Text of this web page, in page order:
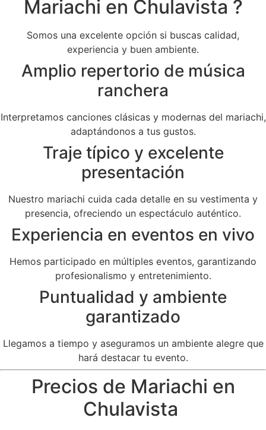
Mariachi en Chulavista ?
Somos una excelente opción si buscas calidad,
experiencia y buen ambiente.
Amplio repertorio de música
ranchera
Interpretamos canciones clásicas y modernas del mariachi,
adaptándonos a tus gustos.
Traje típico y excelente
presentación
Nuestro mariachi cuida cada detalle en su vestimenta y
presencia, ofreciendo un espectáculo auténtico.
Experiencia en eventos en vivo
Hemos participado en múltiples eventos, garantizando
profesionalismo y entretenimiento.
Puntualidad y ambiente
garantizado
Llegamos a tiempo y aseguramos un ambiente alegre que
hará destacar tu evento.
Precios de Mariachi en
Chulavista